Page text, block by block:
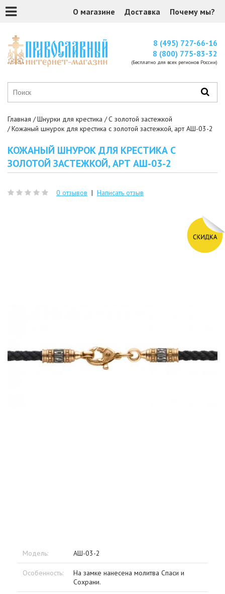
О магазине Доставка Почему мы?
8 (495) 727-66-16
8 (800) 775-83-32
(Бесплатно для всех регионов России)
Главная Шнурки для крестика
С золотой застежкой
Кожаный шнурок для крестика с золотой застежкой, арт АШ-03-2
КОЖАНЫЙ ШНУРОК ДЛЯ КРЕСТИКА С
ЗОЛОТОЙ ЗАСТЕЖКОЙ, АРТ АШ-03-2
0 отзывов | Написать отзыв
Модель: АШ-03-2
Особенность:
На замке нанесена молитва Спаси и
Сохрани.